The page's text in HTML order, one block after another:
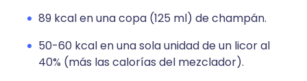
89 kcal en una copa (125 ml) de champán.
50-60 kcal en una sola unidad de un licor al
40% (más las calorías del mezclador).